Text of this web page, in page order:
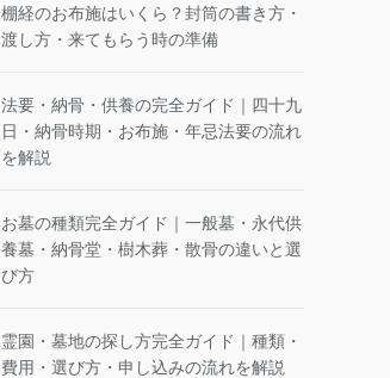
棚経のお布施はいくら？封筒の書き方・
渡し方・来てもらう時の準備
法要・納骨・供養の完全ガイド｜四十九
日・納骨時期・お布施・年忌法要の流れ
を解説
お墓の種類完全ガイド｜一般墓・永代供
養墓・納骨堂・樹木葬・散骨の違いと選
び方
霊園・墓地の探し方完全ガイド｜種類・
費用・選び方・申し込みの流れを解説